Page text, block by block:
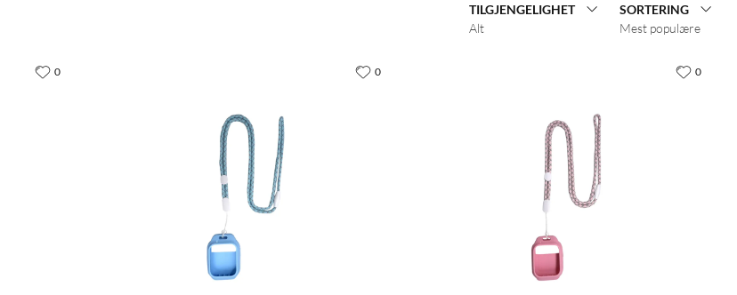
TILGJENGELIGHET
Alt
SORTERING
Mest populære
0 0 0